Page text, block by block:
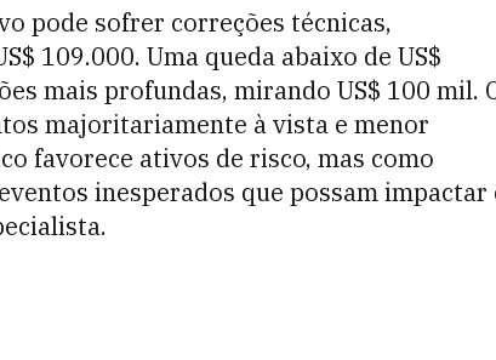
pode sofrer correções técnicas,
109.000. Uma queda abaixo de US$
mais profundas, mirando US$ 100 mil.
majoritariamente à vista e menor
favorece ativos de risco, mas como
inesperados que possam impactar